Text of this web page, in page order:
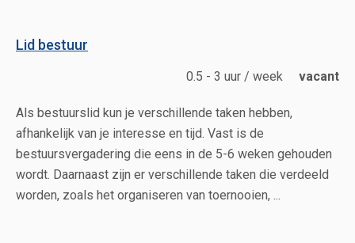
Lid bestuur
0.5 - 3 uur / week vacant
Als bestuurslid kun je verschillende taken hebben,
afhankelijk van je interesse en tijd. Vast is de
bestuursvergadering die eens in de 5-6 weken gehouden
wordt. Daarnaast zijn er verschillende taken die verdeeld
worden, zoals het organiseren van toernooien, ...